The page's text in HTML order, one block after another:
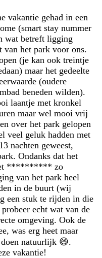
vakantie gehad in een
(smart stay nummer
wat betreft ligging
van het park voor ons.
(je kan ook treintje
maar het gedeelte
(oudere
beneden wilden).
laantje met kronkel
maar wel mooi vrij
over het park gelopen
veel geluk hadden met
nachten geweest,
Ondanks dat het
********** zo
van het park heel
in de buurt (wij
een stuk te rijden in die
echt wat van de
omgeving. Ook de
was erg heet maar
natuurlijk 😄.
vakantie!